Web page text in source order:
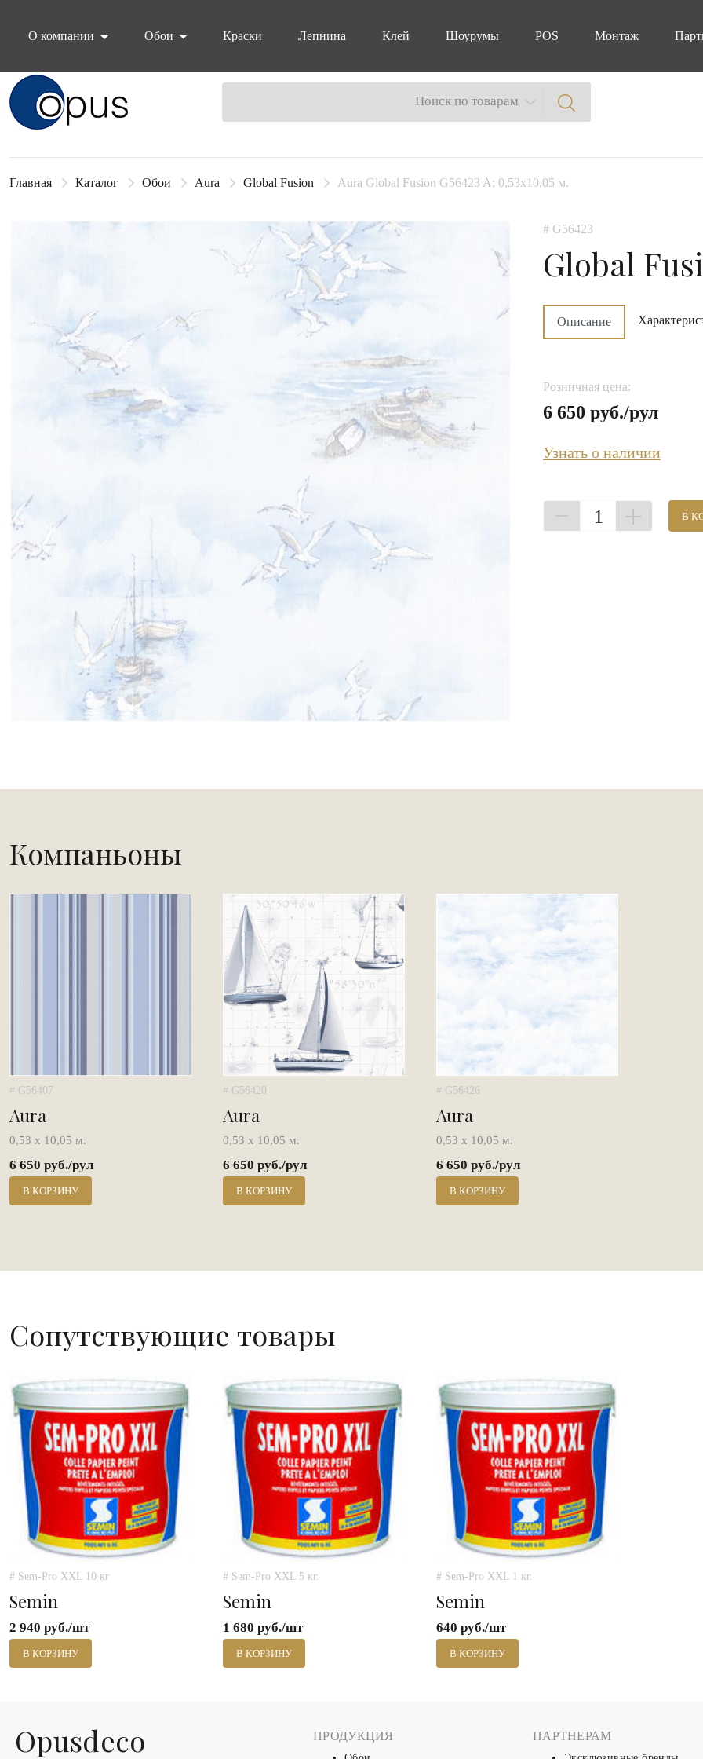
О компании
Обои Краски Лепнина Клей Шоурумы POS Монтаж
Блок поиска Поиск по товарам
Главная Каталог Обои Aura Global Fusion Aura Global Fusion G56423 A; 0,53х10,05 м.
# G56423
Global
Описание
Розничная цена:
6 650 руб./рул
Узнать о наличии
1 В
Компаньоны
# G56407
Aura
0,53 х 10,05 м.
6 650 руб./рул
В КОРЗИНУ
# G56420
Aura
0,53 х 10,05 м.
6 650 руб./рул
В КОРЗИНУ
# G56426
Aura
0,53 х 10,05 м.
6 650 руб./рул
В КОРЗИНУ
Сопутствующие товары
# Sem-Pro XXL 10 кг
Semin
2 940 руб./шт
В КОРЗИНУ
# Sem-Pro XXL 5 кг.
Semin
1 680 руб./шт
В КОРЗИНУ
# Sem-Pro XXL 1 кг.
Semin
640 руб./шт
В КОРЗИНУ
Оpusdeco ПРОДУКЦИЯ ПАРТНЕРАМ